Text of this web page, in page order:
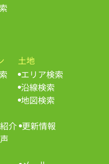
土地
エリア検索
沿線検索
地図検索
介 更新情報